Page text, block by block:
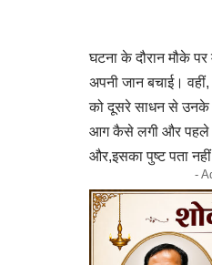
घटना के दौरान मौके
अपनी जान बचाई।
को दूसरे साधन से उनके
आग कैसे लगी और पहले
और,इसका पुष्ट पता
-